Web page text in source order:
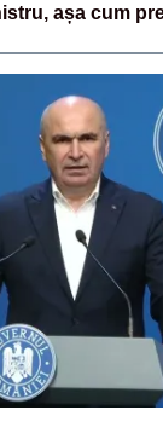
așa cum